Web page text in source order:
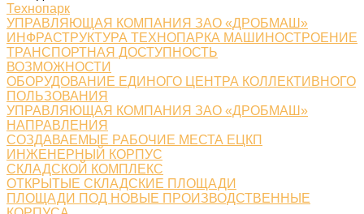
Технопарк
УПРАВЛЯЮЩАЯ КОМПАНИЯ ЗАО «ДРОБМАШ»
ИНФРАСТРУКТУРА ТЕХНОПАРКА МАШИНОСТРОЕНИЕ
ТРАНСПОРТНАЯ ДОСТУПНОСТЬ
ВОЗМОЖНОСТИ
ОБОРУДОВАНИЕ ЕДИНОГО ЦЕНТРА КОЛЛЕКТИВНОГО
ПОЛЬЗОВАНИЯ
УПРАВЛЯЮЩАЯ КОМПАНИЯ ЗАО «ДРОБМАШ»
НАПРАВЛЕНИЯ
СОЗДАВАЕМЫЕ РАБОЧИЕ МЕСТА ЕЦКП
ИНЖЕНЕРНЫЙ КОРПУС
СКЛАДСКОЙ КОМПЛЕКС
ОТКРЫТЫЕ СКЛАДСКИЕ ПЛОЩАДИ
ПЛОЩАДИ ПОД НОВЫЕ ПРОИЗВОДСТВЕННЫЕ